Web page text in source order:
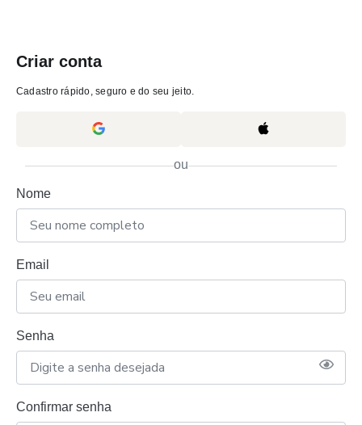
Criar conta
Cadastro rápido, seguro e do seu jeito.
ou
Nome
Email
Senha
Confirmar senha